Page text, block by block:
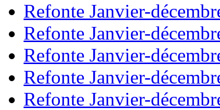
Refonte Janvier-
Refonte Janvier-
Refonte Janvier-
Refonte Janvier-
Refonte Janvier-